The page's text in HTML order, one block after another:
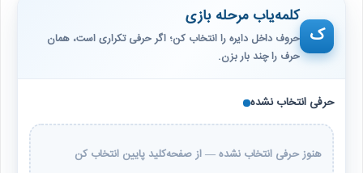
ک
کلمه‌یاب مرحله بازی
حروف داخل دایره را انتخاب کن؛ اگر حرفی تکراری است، همان
حرف را چند بار بزن.
حرفی انتخاب نشده
هنوز حرفی انتخاب نشده — از صفحه‌کلید پایین انتخاب کن